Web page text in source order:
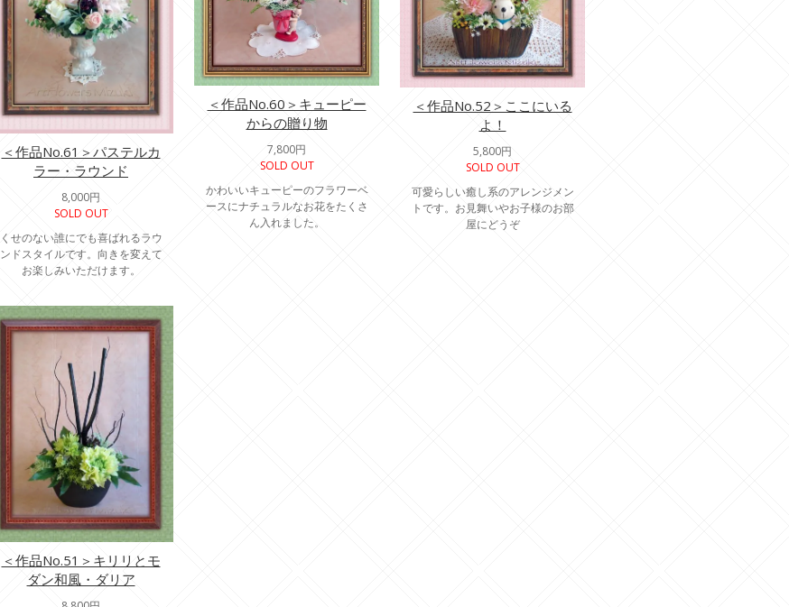
＜作品No.61＞パステルカ
ラー・ラウンド
8,000円
SOLD OUT
くせのない誰にでも喜ばれるラウ
ンドスタイルです。向きを変えて
お楽しみいただけます。
＜作品No.60＞キューピー
からの贈り物
7,800円
SOLD OUT
かわいいキューピーのフラワーベ
ースにナチュラルなお花をたくさ
ん入れました。
＜作品No.52＞ここにいる
よ！
5,800円
SOLD OUT
可愛らしい癒し系のアレンジメン
トです。お見舞いやお子様のお部
屋にどうぞ
＜作品No.51＞キリリとモ
ダン和風・ダリア